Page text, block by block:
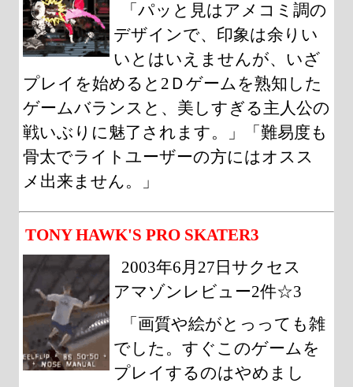
「パッと見はアメコミ調の
デザインで、印象は余りい
いとはいえませんが、いざ
プレイを始めると2Ｄゲームを熟知した
ゲームバランスと、美しすぎる主人公の
戦いぶりに魅了されます。」「難易度も
骨太でライトユーザーの方にはオスス
メ出来ません。」
TONY HAWK'S PRO SKATER3
2003年6月27日サクセス
アマゾンレビュー2件☆3
「画質や絵がとっっても雑
でした。すぐこのゲームを
プレイするのはやめまし